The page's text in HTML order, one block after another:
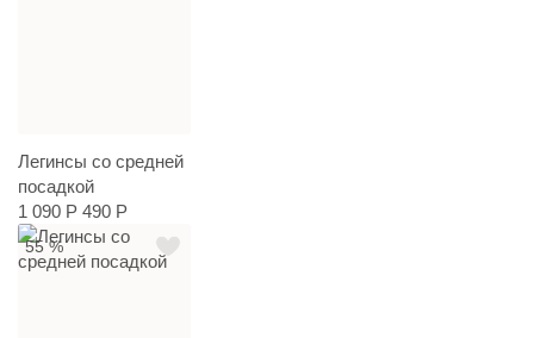
Легинсы со средней
посадкой
1 090 Р 490 Р
55 %